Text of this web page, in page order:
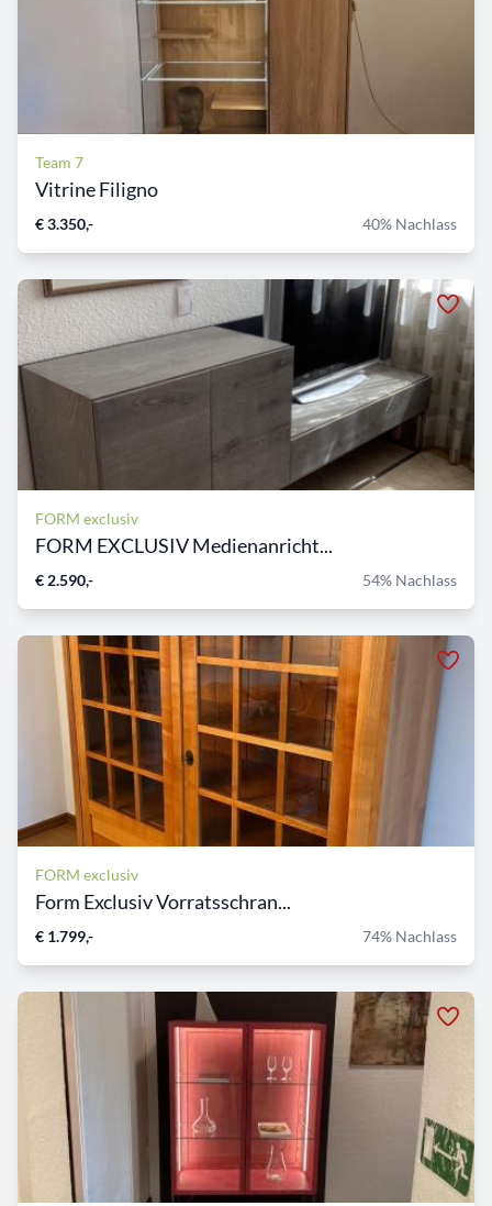
Team 7
Vitrine Filigno
€ 3.350,- 40% Nachlass
FORM exclusiv
FORM EXCLUSIV Medienanricht...
€ 2.590,- 54% Nachlass
FORM exclusiv
Form Exclusiv Vorratsschran...
€ 1.799,- 74% Nachlass